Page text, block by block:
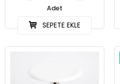
Adet
SEPETE EKLE